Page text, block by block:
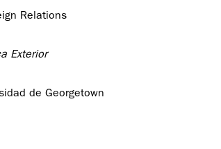
Relations
Exterior
de Georgetown